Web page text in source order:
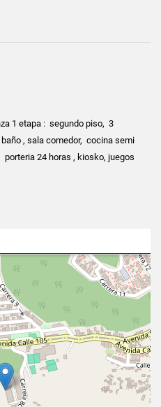
1 etapa : segundo piso, 3
, sala comedor, cocina semi
porteria 24 horas , kiosko, juegos